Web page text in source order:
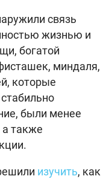
связь
жизнью и
богатой
миндаля,
которые
были менее
а также
изучить, как